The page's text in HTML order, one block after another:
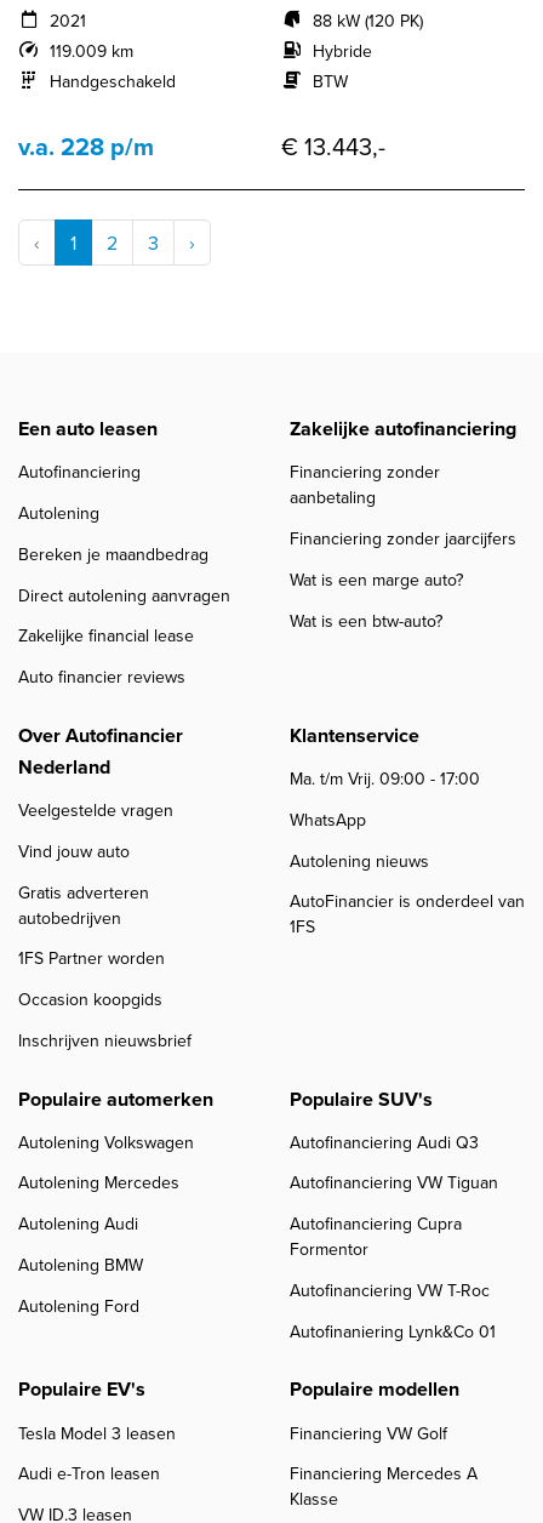
2021
119.009 km
Handgeschakeld
88 kW (120 PK)
Hybride
BTW
v.a. 228 p/m € 13.443,-
‹ 1 2 3 ›
Een auto leasen
Autofinanciering
Autolening
Bereken je maandbedrag
Direct autolening aanvragen
Zakelijke financial lease
Auto financier reviews
Zakelijke autofinanciering
Financiering zonder
aanbetaling
Financiering zonder jaarcijfers
Wat is een marge auto?
Wat is een btw-auto?
Over Autofinancier
Nederland
Veelgestelde vragen
Vind jouw auto
Gratis adverteren
autobedrijven
1FS Partner worden
Occasion koopgids
Inschrijven nieuwsbrief
Klantenservice
Ma. t/m Vrij. 09:00 - 17:00
WhatsApp
Autolening nieuws
AutoFinancier is onderdeel van
1FS
Populaire automerken
Autolening Volkswagen
Autolening Mercedes
Autolening Audi
Autolening BMW
Autolening Ford
Populaire SUV's
Autofinanciering Audi Q3
Autofinanciering VW Tiguan
Autofinanciering Cupra
Formentor
Autofinanciering VW T-Roc
Autofinaniering Lynk&Co 01
Populaire EV's
Tesla Model 3 leasen
Audi e-Tron leasen
VW ID.3 leasen
Populaire modellen
Financiering VW Golf
Financiering Mercedes A
Klasse